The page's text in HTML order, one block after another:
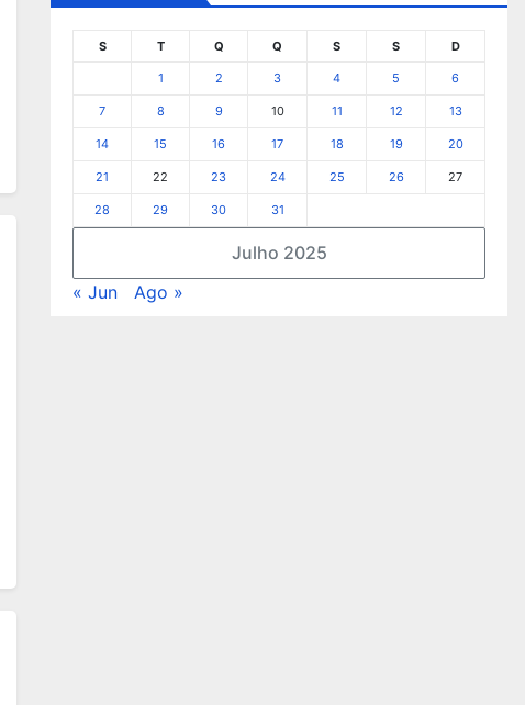
Julho 2025
S T Q Q S S D
1 2 3 4 5 6
7 8 9 10 11 12 13
14 15 16 17 18 19 20
21 22 23 24 25 26 27
28 29 30 31
« Jun Ago »